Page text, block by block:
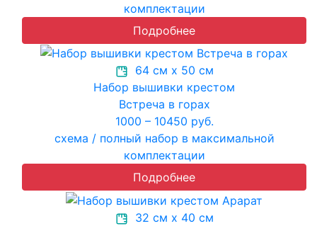
комплектации
Подробнее
64 см х 50 см
Набор вышивки крестом
Встреча в горах
1000 – 10450 руб.
схема / полный набор в максимальной
комплектации
Подробнее
32 см х 40 см